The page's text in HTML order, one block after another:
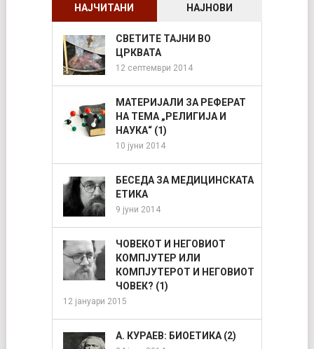
НАЈЧИТАНИ НАЈНОВИ
СВЕТИТЕ ТАЈНИ ВО
ЦРКВАТА
12 септември 2014
МАТЕРИЈАЛИ ЗА РЕФЕРАТ
НА ТЕМА „РЕЛИГИЈА И
НАУКА“ (1)
10 јуни 2014
БЕСЕДА ЗА МЕДИЦИНСКАТА
ЕТИКА
9 јуни 2014
ЧОВЕКОТ И НЕГОВИОТ
КОМПЈУТЕР ИЛИ
КОМПЈУТЕРОТ И НЕГОВИОТ
ЧОВЕК? (1)
12 јануари 2015
А. КУРАЕВ: БИОЕТИКА (2)